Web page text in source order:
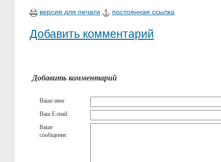
версия для печати постоянная ссылка
Добавить комментарий
Добавить комментарий
Ваше имя:
Ваш E-mail:
Ваше
сообщение: